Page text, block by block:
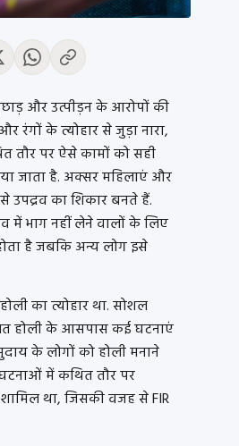
और उत्पीड़न के आरोपों की
रंगों के त्योहार से जुड़ा नारा,
तौर पर ऐसे कामों को सही
जाता है. अक्सर महिलाएं और
उपद्रव का शिकार बनते हैं.
में भाग नहीं लेने वालों के लिए
है जबकि अन्य लोग इसे
का त्योहार था. सोशल
होली के आसपास कई घटनाएं
के लोगों को होली मनाने
में कथित तौर पर
था, जिसकी वजह से FIR